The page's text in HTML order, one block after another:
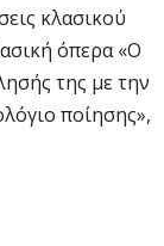
κλασικού
όπερα «Ο
της με την
ποίησης»,